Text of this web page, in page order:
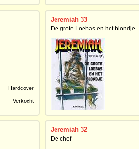
Hardcover
Verkocht
Jeremiah 33
De grote Loebas en het blondje
Jeremiah 32
De chef